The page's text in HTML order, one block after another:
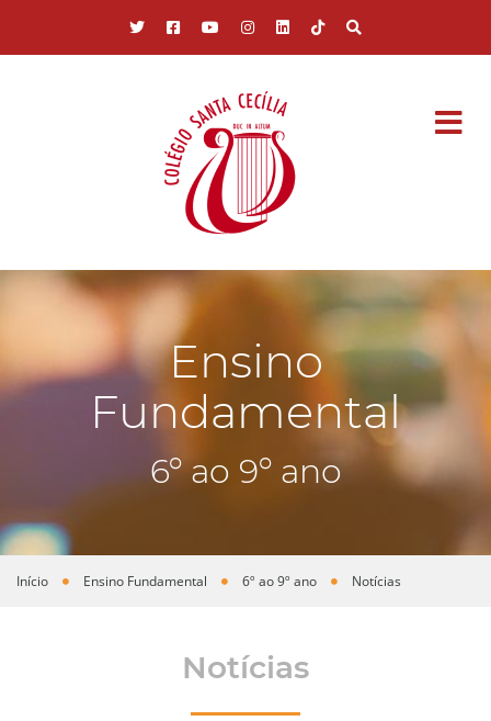
Ensino
Fundamental
6º ao 9º ano
Você está aqui
Início Ensino Fundamental 6º ao 9º ano Notícias
Notícias